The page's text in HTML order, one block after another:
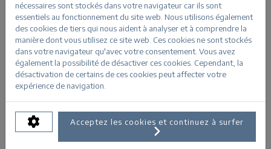
Jimmy bleach
INFORMATIONS SUR LE PRODUIT
TAILLES DISPONIBLES:
34 36
nécessaires sont stockés dans votre navigateur car ils sont
essentiels au fonctionnement du site web. Nous utilisons également
des cookies de tiers qui nous aident à analyser et à comprendre la
manière dont vous utilisez ce site web. Ces cookies ne sont stockés
dans votre navigateur qu'avec votre consentement. Vous avez
également la possibilité de désactiver ces cookies. Cependant, la
désactivation de certains de ces cookies peut affecter votre
expérience de navigation.
Acceptez les cookies et continuez à surfer